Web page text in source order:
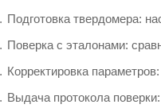
Подготовка твердомера:
Поверка с эталонами:
Корректировка
Выдача протокола